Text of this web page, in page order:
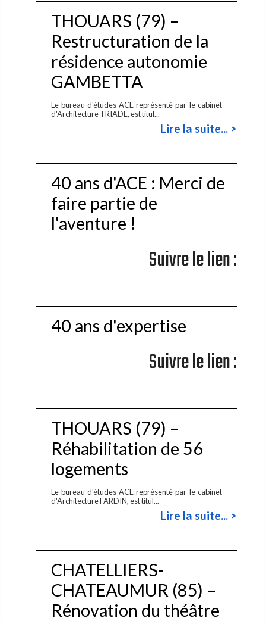
THOUARS (79) –
Restructuration de la
résidence autonomie
GAMBETTA
Le bureau d'études ACE représenté par le cabinet
d'Architecture TRIADE, est titul...
Lire la suite... >
40 ans d'ACE : Merci de
faire partie de
l'aventure !
Suivre le lien :
40 ans d'expertise
Suivre le lien :
THOUARS (79) –
Réhabilitation de 56
logements
Le bureau d'études ACE représenté par le cabinet
d'Architecture FARDIN, est titul...
Lire la suite... >
CHATELLIERS-
CHATEAUMUR (85) –
Rénovation du théâtre